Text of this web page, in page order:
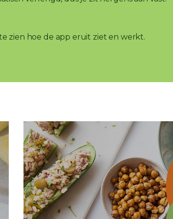
zien hoe de app eruit ziet en werkt.